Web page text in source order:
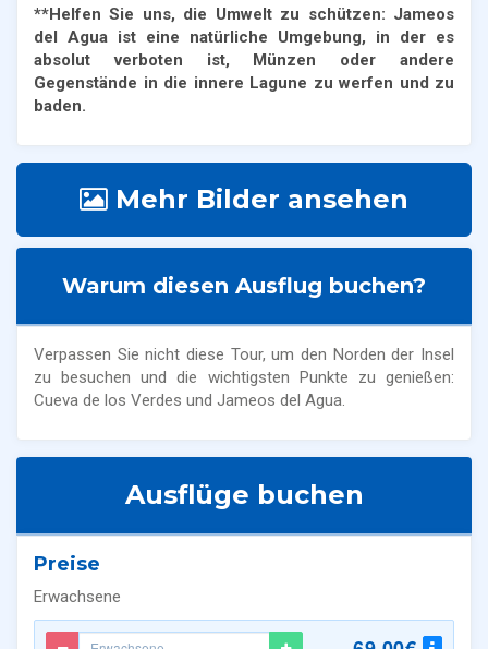
**Helfen Sie uns, die Umwelt zu schützen: Jameos
del Agua ist eine natürliche Umgebung, in der es
absolut verboten ist, Münzen oder andere
Gegenstände in die innere Lagune zu werfen und zu
baden.
Mehr Bilder ansehen
Warum diesen Ausflug buchen?
Verpassen Sie nicht diese Tour, um den Norden der Insel
zu besuchen und die wichtigsten Punkte zu genießen:
Cueva de los Verdes und Jameos del Agua.
Ausflüge buchen
Preise
Erwachsene